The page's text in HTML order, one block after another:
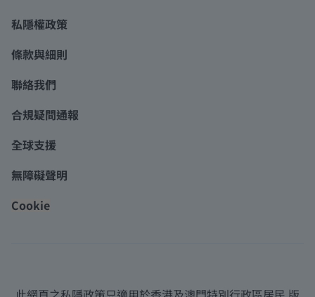
私隱權政策
條款與細則
聯絡我們
合規疑問通報
全球支援
無障礙聲明
Cookie